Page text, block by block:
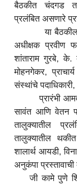
बैठकीत चंदगड
प्रलंबित असणारे
या
अधीक्षक प्रवीण
शांताराम गुरबे,
मोहनगेकर,
संस्थांचे
प्रारंभी
सावंत आणि वेतन
तालुक्यातील
तालुक्यातील
शालार्थ आयडी,
अनुकंपा
जी कामे पुणे